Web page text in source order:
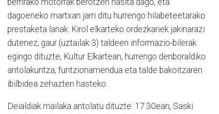
berrirako motorrak berotzen hasita dago, eta
dagoeneko martxan jarri ditu hurrengo hilabeteetarako
prestaketa lanak. Kirol elkarteko ordezkariek jakinarazi
dutenez, gaur (uztailak 3) taldeen informazio-bilerak
egingo dituzte, Kultur Elkartean, hurrengo denboraldiko
antolakuntza, funtzionamendua eta talde bakoitzaren
ibilbidea zehazten hasteko.
Deialdiak mailaka antolatu dituzte: 17:30ean, Saski